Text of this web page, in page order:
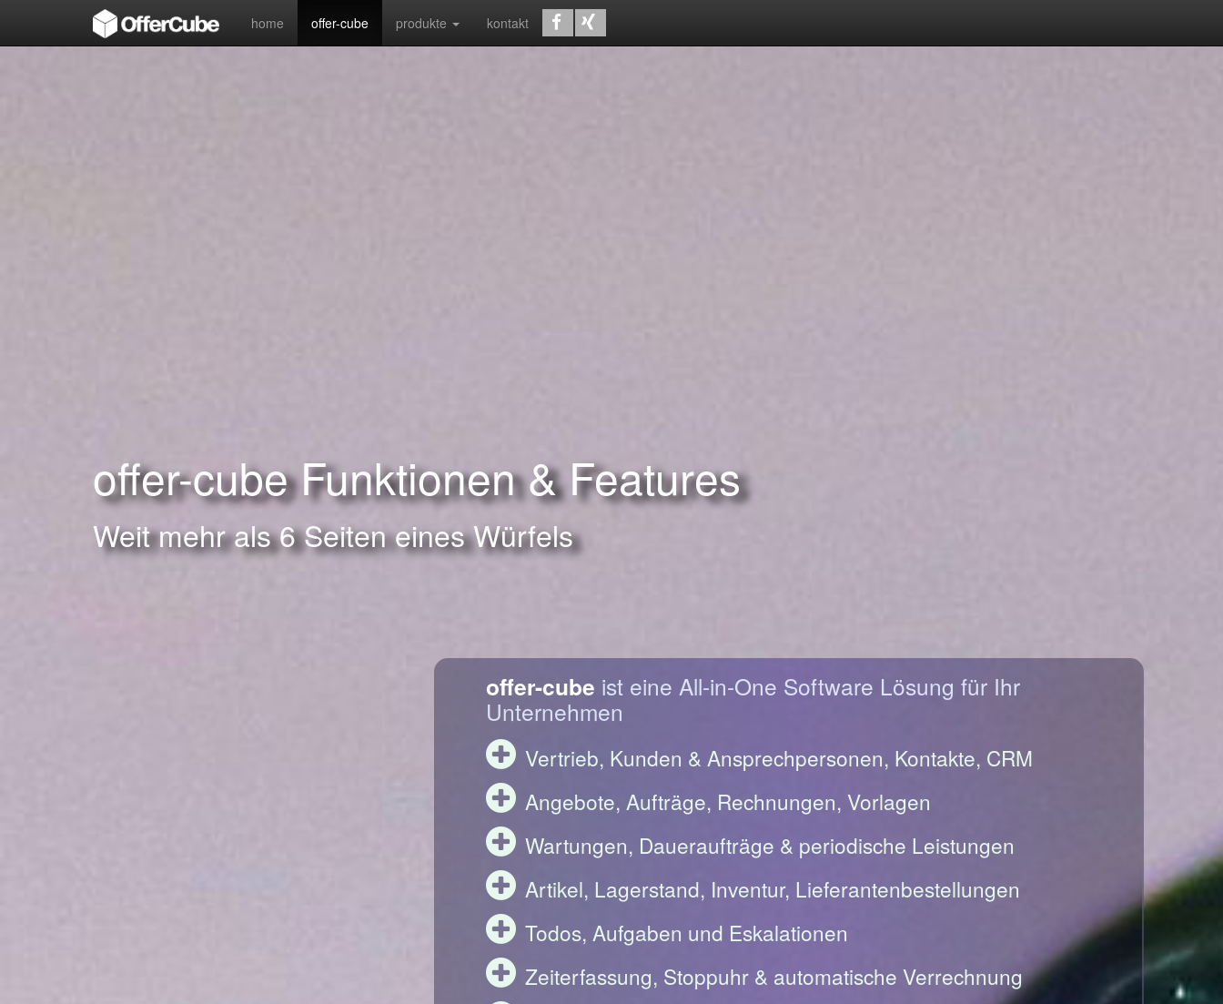
home offer-cube produkte kontakt
offer-cube Funktionen & Features
Weit mehr als 6 Seiten eines Würfels
offer-cube ist eine All-in-One Software Lösung für Ihr
Unternehmen
Vertrieb, Kunden & Ansprechpersonen, Kontakte, CRM
Angebote, Aufträge, Rechnungen, Vorlagen
Wartungen, Daueraufträge & periodische Leistungen
Artikel, Lagerstand, Inventur, Lieferantenbestellungen
Todos, Aufgaben und Eskalationen
Zeiterfassung, Stoppuhr & automatische Verrechnung